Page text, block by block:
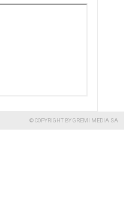
© COPYRIGHT BY GREMI MEDIA SA